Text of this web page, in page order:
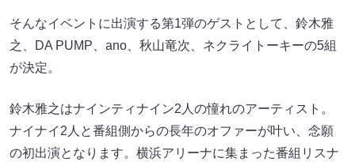
そんなイベントに出演する第1弾のゲストとして、鈴木雅
之、DA PUMP、ano、秋山竜次、ネクライトーキーの5組
が決定。
鈴木雅之はナインティナイン2人の憧れのアーティスト。
ナイナイ2人と番組側からの長年のオファーが叶い、念願
の初出演となります。横浜アリーナに集まった番組リスナ